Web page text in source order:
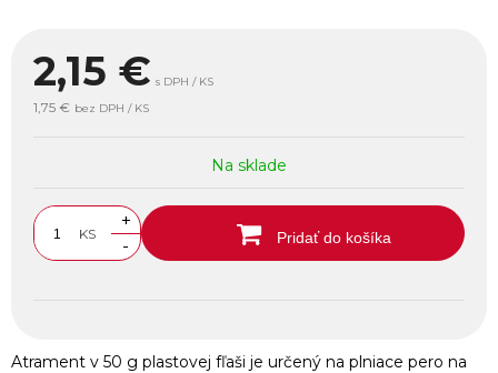
2,15 € s DPH / KS
1,75 € bez DPH / KS
Na sklade
KS
+
-
Pridať do košíka
Atrament v 50 g plastovej fľaši je určený na plniace pero na